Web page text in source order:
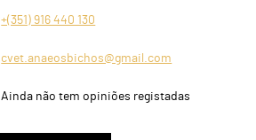
+(351) 916 440 130
cvet.anaeosbichos@gmail.com
Ainda não tem opiniões registadas